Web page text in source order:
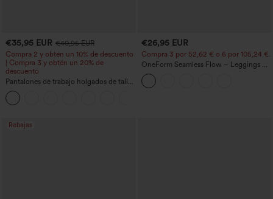
€35,95 EUR €40,95 EUR
Compra 2 y obtén un 10% de descuento
| Compra 3 y obtén un 20% de
descuento
Pantalones de trabajo holgados de talle
medio con bolsillos y pernera estilo
barril
€26,95 EUR
Compra 3 por 52,62 € o 6 por 105,24 €.
OneForm Seamless Flow – Leggings de
yoga sin costuras, tiro medio, control de
abdomen y realce de glúteos
Rebajas